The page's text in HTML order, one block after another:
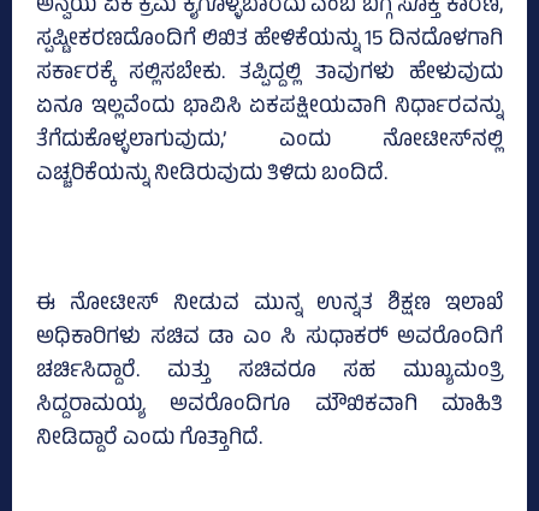
ಅನ್ವಯ ಏಕೆ ಕ್ರಮ ಕೈಗೊಳ್ಳಬಾರದು ಎಂಬ ಬಗ್ಗೆ ಸೂಕ್ತ ಕಾರಣ,
ಸ್ಪಷ್ಟೀಕರಣದೊಂದಿಗೆ ಲಿಖಿತ ಹೇಳಿಕೆಯನ್ನು 15 ದಿನದೊಳಗಾಗಿ
ಸರ್ಕಾರಕ್ಕೆ ಸಲ್ಲಿಸಬೇಕು. ತಪ್ಪಿದ್ದಲ್ಲಿ ತಾವುಗಳು ಹೇಳುವುದು
ಏನೂ ಇಲ್ಲವೆಂದು ಭಾವಿಸಿ ಏಕಪಕ್ಷೀಯವಾಗಿ ನಿರ್ಧಾರವನ್ನು
ತೆಗೆದುಕೊಳ್ಳಲಾಗುವುದು,’ ಎಂದು ನೋಟೀಸ್‌ನಲ್ಲಿ
ಎಚ್ಚರಿಕೆಯನ್ನು ನೀಡಿರುವುದು ತಿಳಿದು ಬಂದಿದೆ.
ಈ ನೋಟೀಸ್‌ ನೀಡುವ ಮುನ್ನ ಉನ್ನತ ಶಿಕ್ಷಣ ಇಲಾಖೆ
ಅಧಿಕಾರಿಗಳು ಸಚಿವ ಡಾ ಎಂ ಸಿ ಸುಧಾಕರ್‍‌ ಅವರೊಂದಿಗೆ
ಚರ್ಚಿಸಿದ್ದಾರೆ. ಮತ್ತು ಸಚಿವರೂ ಸಹ ಮುಖ್ಯಮಂತ್ರಿ
ಸಿದ್ದರಾಮಯ್ಯ ಅವರೊಂದಿಗೂ ಮೌಖಿಕವಾಗಿ ಮಾಹಿತಿ
ನೀಡಿದ್ದಾರೆ ಎಂದು ಗೊತ್ತಾಗಿದೆ.